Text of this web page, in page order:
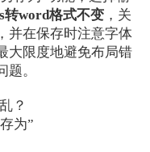
转word格式不变，关
并在保存时注意字体
大限度地避免布局错
。
？
为”